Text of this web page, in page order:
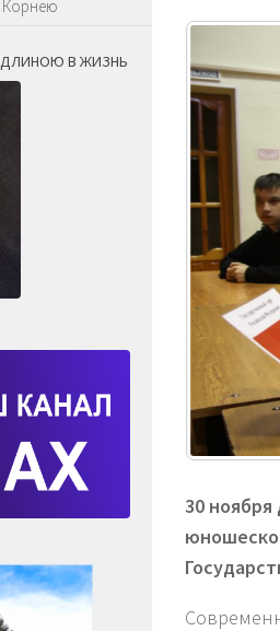
30
Корнею
ДЛИНОЮ В ЖИЗНЬ